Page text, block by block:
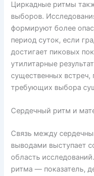
Циркадные ритмы
выборов.
формируют более
период суток, если
достигает пиковых
утилитарные
существенных встреч,
требующих выбора
Сердечный ритм и
Связь между
выводами выступает
область
ритма — показатель,